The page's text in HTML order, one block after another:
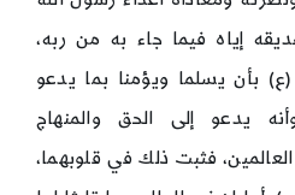
إياه فيما جاء به من ربه،
بأن يسلما ويؤمنا بما يدعو
يدعو إلى الحق والمنهاج
فثبت ذلك في قلوبهما،